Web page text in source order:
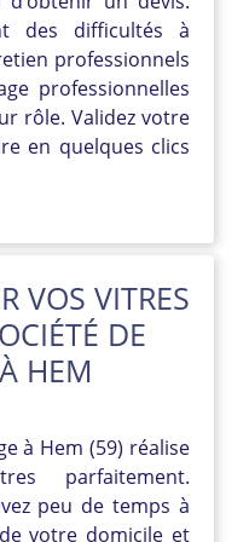
des difficultés à
professionnels
professionnelles
rôle. Validez votre
en quelques clics
VOS VITRES
DE
HEM
à Hem (59) réalise
parfaitement.
peu de temps à
votre domicile et